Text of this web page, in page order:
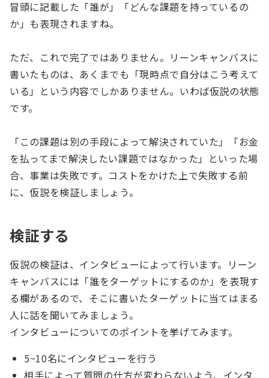
冒頭に記載した「誰が」「どんな課題を持っているの
か」も表現されますね。
ただ、これで完了ではありません。リーンキャンバスに
書いたものは、あくまでも「現時点で自分はこう考えて
いる」という内容でしかありません。いわば仮説の状態
です。
「この課題は別の手段によって解決されていた」「お金
を払ってまで解決したい課題ではなかった」といった場
合、事業は失敗です。コストをかけた上で失敗する前
に、仮説を検証しましょう。
検証する
仮説の検証は、インタビューによって行います。リーン
キャンバスには「誰をターゲットにするのか」を表現す
る欄があるので、そこに書いたターゲットに当てはまる
人に話を聞いてみましょう。
インタビューについてのポイントを挙げてみます。
5~10名にインタビューを行う
相手によって質問の仕方が変わらないよう、インタ